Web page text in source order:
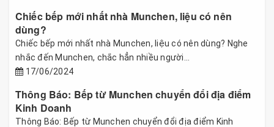
Chiếc bếp mới nhất nhà Munchen, liệu có nên
dùng?
Chiếc bếp mới nhất nhà Munchen, liệu có nên dùng? Nghe
nhắc đến Munchen, chắc hẳn nhiều người...
17/06/2024
Thông Báo: Bếp từ Munchen chuyển đổi địa điểm
Kinh Doanh
Thông Báo: Bếp từ Munchen chuyển đổi địa điểm Kinh